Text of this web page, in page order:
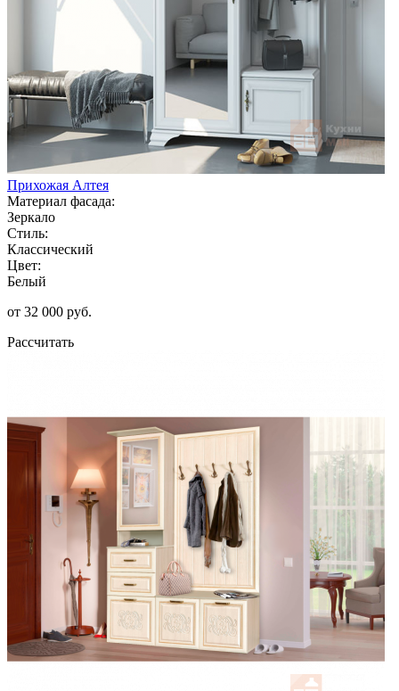
Прихожая Алтея
Материал фасада:
Зеркало
Стиль:
Классический
Цвет:
Белый
от 32 000 руб.
Рассчитать